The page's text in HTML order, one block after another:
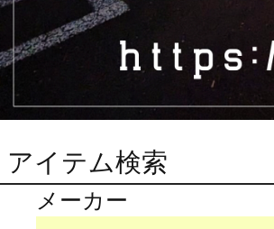
アイテム検索
メーカー